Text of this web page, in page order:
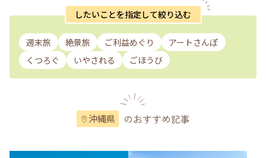
したいことを指定して絞り込む
週末旅 絶景旅 ご利益めぐり
アートさんぽ
くつろぐ
いやされる ごほうび
沖縄県 のおすすめ記事